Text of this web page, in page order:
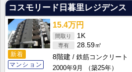
コスモリード日暮里レジデンス
新着
マンション
15.4万円
1K
28.59㎡
8階建
鉄筋コンクリート
2000年9月
（築25年）